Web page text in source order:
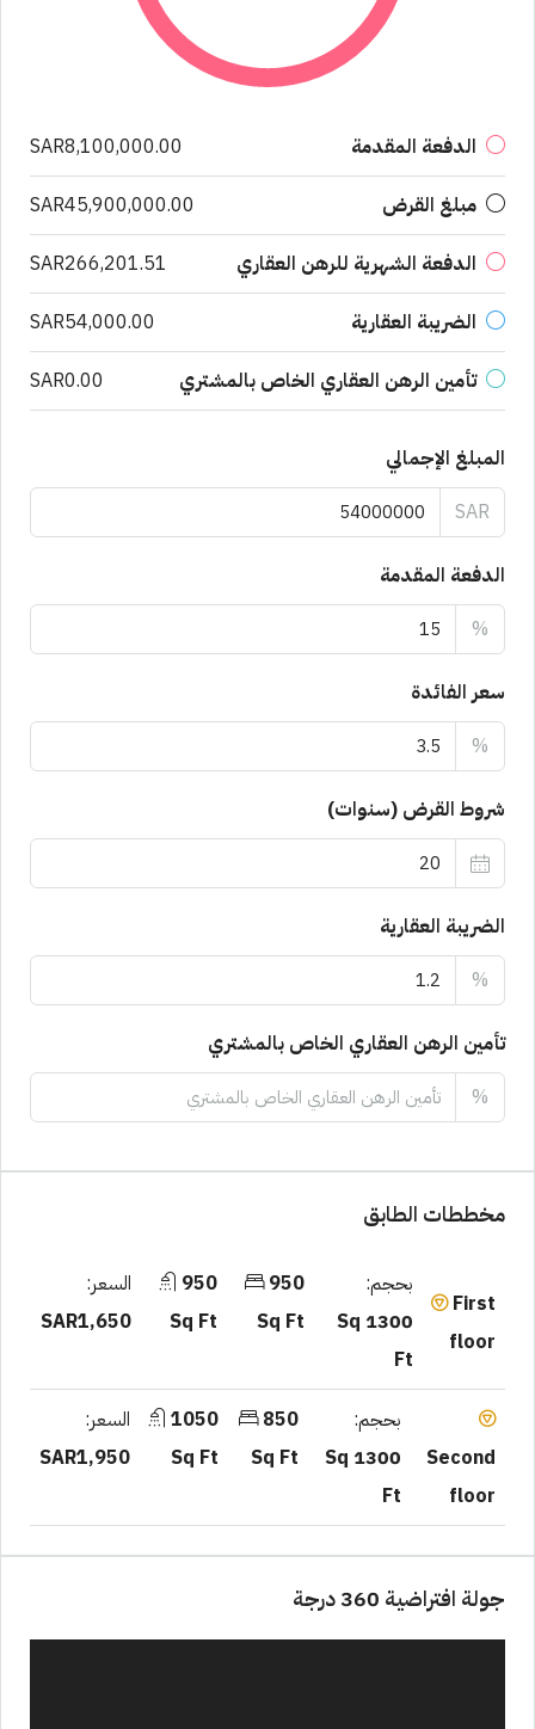
الدفعة المقدمة SAR8,100,000.00
مبلغ القرض SAR45,900,000.00
الدفعة الشهرية للرهن العقاري SAR266,201.51
الضريبة العقارية SAR54,000.00
تأمين الرهن العقاري الخاص بالمشتري SAR0.00
المبلغ الإجمالي
SAR
الدفعة المقدمة
%
سعر الفائدة
%
شروط القرض (سنوات)
الضريبة العقارية
%
تأمين الرهن العقاري الخاص بالمشتري
%
مخططات الطابق
First
floor
بحجم:
1300 Sq
Ft
950
Sq Ft
950
Sq Ft
السعر:
SAR1,650
Second
floor
بحجم:
1300 Sq
Ft
850
Sq Ft
1050
Sq Ft
السعر:
SAR1,950
جولة افتراضية 360 درجة